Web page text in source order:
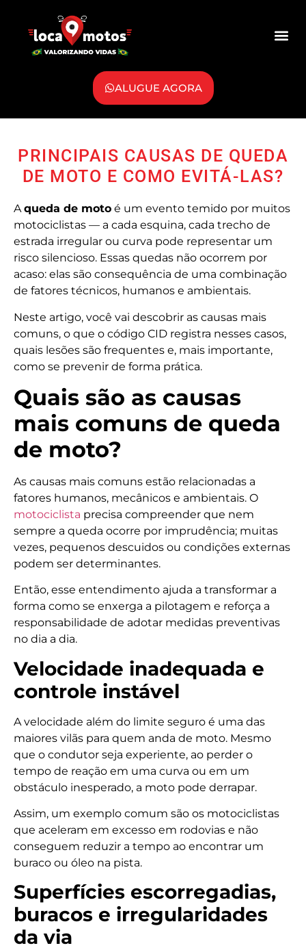
ALUGUE AGORA
PRINCIPAIS CAUSAS DE QUEDA
DE MOTO E COMO EVITÁ-LAS?
Aqueda de moto é um evento temido por muitos
motociclistas — a cada esquina, cada trecho de
estrada irregular ou curva pode representar um
risco silencioso. Essas quedas não ocorrem por
acaso: elas são consequência de uma combinação
de fatores técnicos, humanos e ambientais.
Neste artigo, você vai descobrir as causas mais
comuns, o que o código CID registra nesses casos,
quais lesões são frequentes e, mais importante,
como se prevenir de forma prática.
Quais são as causas
mais comuns de queda
de moto?
As causas mais comuns estão relacionadas a
fatores humanos, mecânicos e ambientais. O
motociclista precisa compreender que nem
sempre a queda ocorre por imprudência; muitas
vezes, pequenos descuidos ou condições externas
podem ser determinantes.
Então, esse entendimento ajuda a transformar a
forma como se enxerga a pilotagem e reforça a
responsabilidade de adotar medidas preventivas
no dia a dia.
Velocidade inadequada e
controle instável
A velocidade além do limite seguro é uma das
maiores vilãs para quem anda de moto. Mesmo
que o condutor seja experiente, ao perder o
tempo de reação em uma curva ou em um
obstáculo inesperado, a moto pode derrapar.
Assim, um exemplo comum são os motociclistas
que aceleram em excesso em rodovias e não
conseguem reduzir a tempo ao encontrar um
buraco ou óleo na pista.
Superfícies escorregadias,
buracos e irregularidades
da via